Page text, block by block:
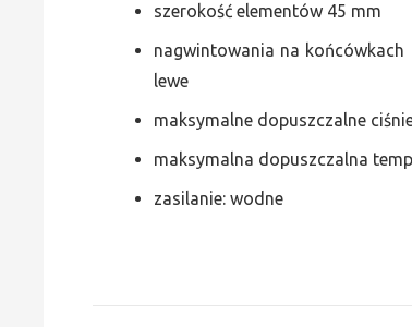
szerokość elementów 45 mm
nagwintowania na
lewe
maksymalne dopuszczalne
maksymalna dopuszczalna
zasilanie: wodne